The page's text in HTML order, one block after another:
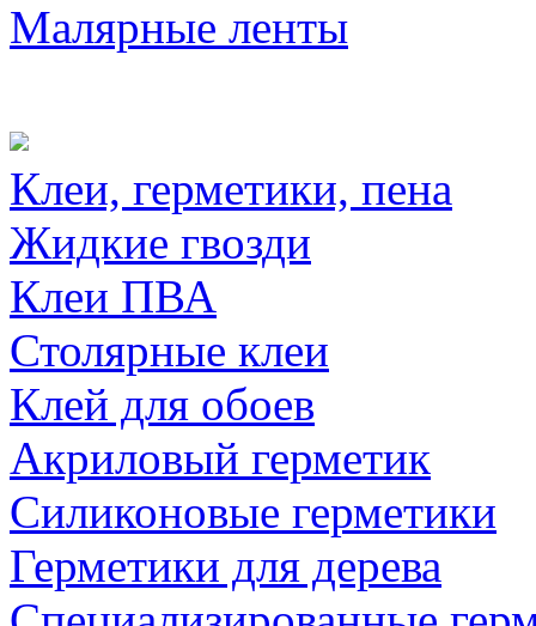
Малярные ленты
Клеи, герметики, пена
Жидкие гвозди
Клеи ПВА
Столярные клеи
Клей для обоев
Акриловый герметик
Силиконовые герметики
Герметики для дерева